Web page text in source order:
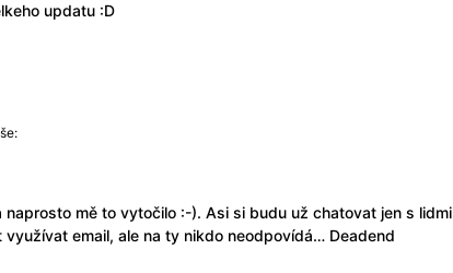
updatu :D
mě to vytočilo :-). Asi si budu už chatovat jen s lidmi
email, ale na ty nikdo neodpovídá… Deadend